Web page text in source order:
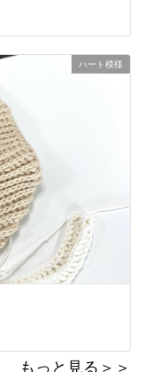
ハート模様
もっと見る＞＞